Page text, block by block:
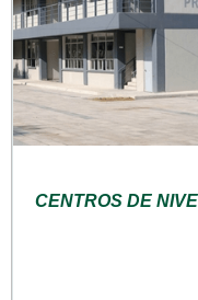
CENTROS DE